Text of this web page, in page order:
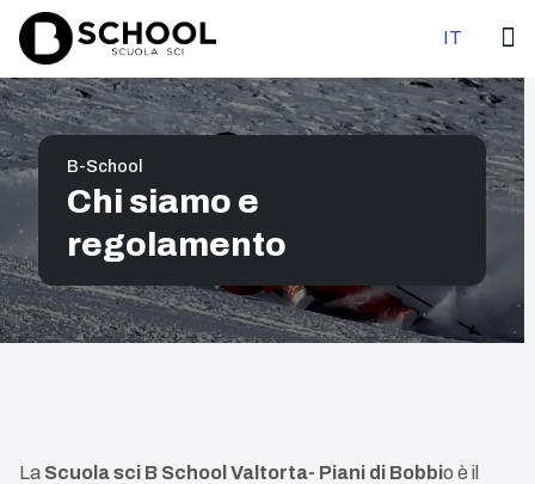
Select your
IT
B-School
Chi siamo e
regolamento
La Scuola sci B School Valtorta- Piani di Bobbio è il